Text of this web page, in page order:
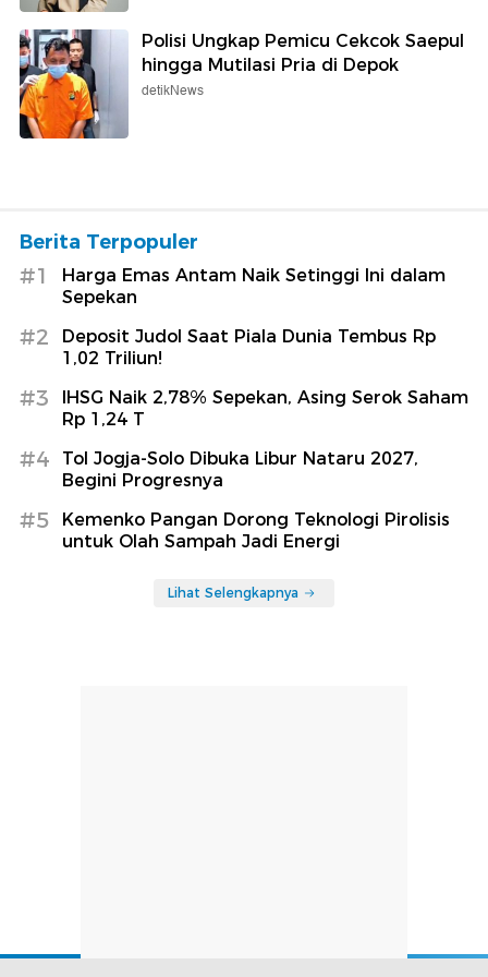
Polisi Ungkap Pemicu Cekcok Saepul
hingga Mutilasi Pria di Depok
detikNews
Berita Terpopuler
#1
Harga Emas Antam Naik Setinggi Ini dalam
Sepekan
#2
Deposit Judol Saat Piala Dunia Tembus Rp
1,02 Triliun!
#3
IHSG Naik 2,78% Sepekan, Asing Serok Saham
Rp 1,24 T
#4
Tol Jogja-Solo Dibuka Libur Nataru 2027,
Begini Progresnya
#5
Kemenko Pangan Dorong Teknologi Pirolisis
untuk Olah Sampah Jadi Energi
Lihat Selengkapnya